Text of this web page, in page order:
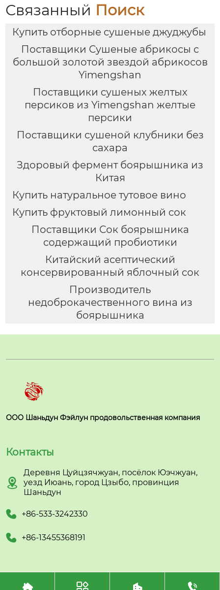
Связанный Поиск
Купить отборные сушеные джуджубы
Поставщики Сушеные абрикосы с
большой золотой звездой абрикосов
Yimengshan
Поставщики сушеных желтых
персиков из Yimengshan желтые
персики
Поставщики сушеной клубники без
сахара
Здоровый фермент боярышника из
Китая
Купить натуральное тутовое вино
Купить фруктовый лимонный сок
Поставщики Сок боярышника
содержащий пробиотики
Китайский асептический
консервированный яблочный сок
Производитель
недоброкачественного вина из
боярышника
ООО Шаньдун Фэйлун продовольственная компания
Контакты

Деревня Цуйцзячжуан, посёлок Юэчжуан,
уезд Июань, город Цзыбо, провинция
Шаньдун
 +86-533-3242330
 +86-13455368191
   